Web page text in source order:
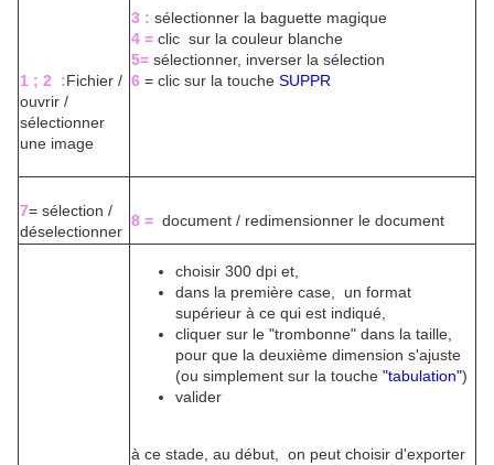
1 ; 2 :Fichier /
ouvrir /
sélectionner
une image
3 : sélectionner la baguette magique
4 = clic sur la couleur blanche
5= sélectionner, inverser la sélection
6 = clic sur la touche SUPPR
7= sélection /
déselectionner
8 = document / redimensionner le document
choisir 300 dpi et,
dans la première case, un format
supérieur à ce qui est indiqué,
cliquer sur le "trombonne" dans la taille,
pour que la deuxième dimension s'ajuste
(ou simplement sur la touche "tabulation")
valider
à ce stade, au début, on peut choisir d'exporter